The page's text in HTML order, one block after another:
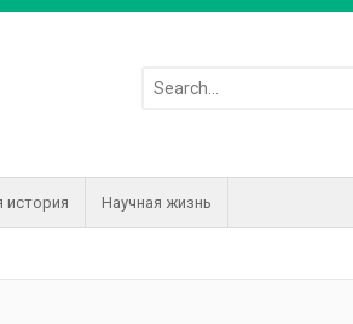
история Научная жизнь